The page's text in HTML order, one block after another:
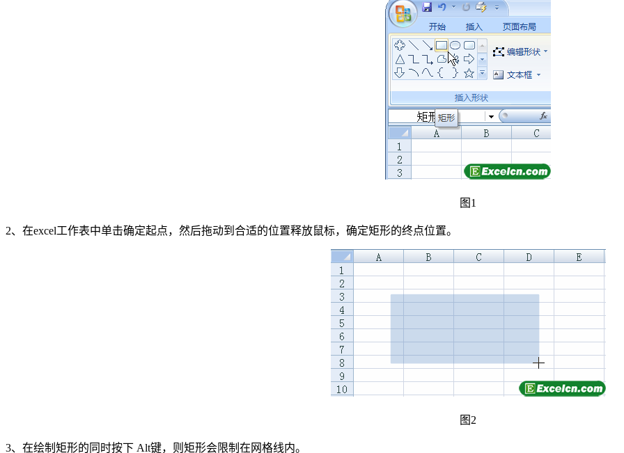
图1
2、在excel工作表中单击确定起点，然后拖动到合适的位置释放鼠标，确定矩形的终点位置。
图2
3、在绘制矩形的同时按下 Alt键，则矩形会限制在网格线内。